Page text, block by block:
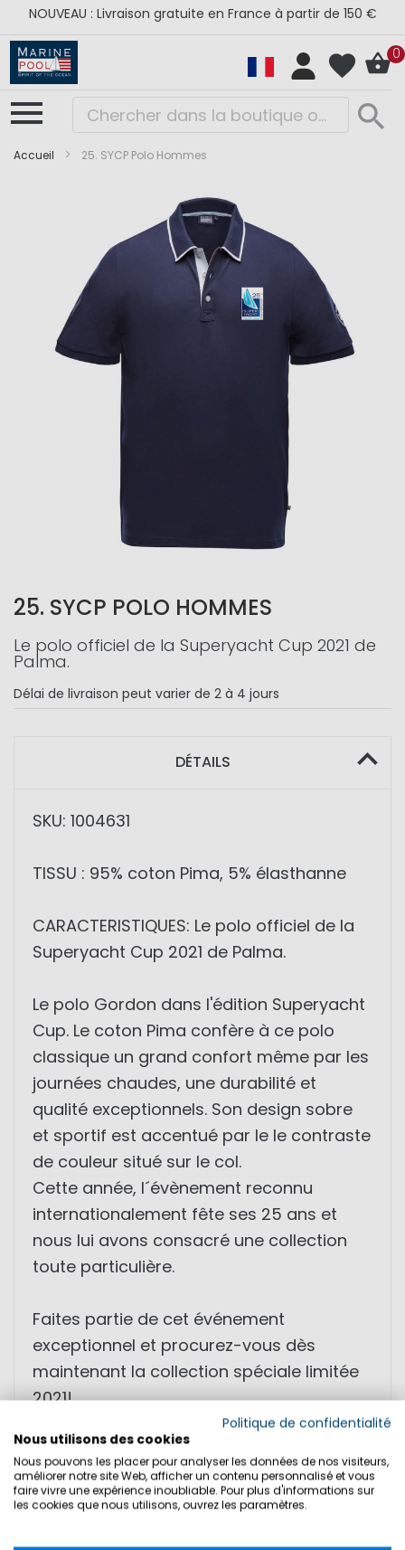
NOUVEAU : Livraison gratuite en France à partir de 150 €
0
Accueil 25. SYCP Polo Hommes
images
beginning
images
25. SYCP POLO HOMMES
Le polo officiel de la Superyacht Cup 2021 de
Palma.
Délai de livraison peut varier de 2 à 4 jours
DÉTAILS
SKU: 1004631
TISSU : 95% coton Pima, 5% élasthanne
CARACTERISTIQUES: Le polo officiel de la
Superyacht Cup 2021 de Palma.
Le polo Gordon dans l'édition Superyacht
Cup. Le coton Pima confère à ce polo
classique un grand confort même par les
journées chaudes, une durabilité et
qualité exceptionnels. Son design sobre
et sportif est accentué par le le contraste
de couleur situé sur le col.
Cette année, l´évènement reconnu
internationalement fête ses 25 ans et
nous lui avons consacré une collection
toute particulière.
Faites partie de cet événement
exceptionnel et procurez-vous dès
maintenant la collection spéciale limitée
2021!
• Collection anniversaire limitée SYCP
• Coton Pima
• Design sportif
Politique de confidentialité
Nous utilisons des cookies
Nous pouvons les placer pour analyser les données de nos visiteurs,
améliorer notre site Web, afficher un contenu personnalisé et vous
faire vivre une expérience inoubliable. Pour plus d'informations sur
les cookies que nous utilisons, ouvrez les paramètres.